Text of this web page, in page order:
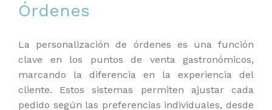
Órdenes
La personalización de órdenes es una función
clave en los puntos de venta gastronómicos,
marcando la diferencia en la experiencia del
cliente. Estos sistemas permiten ajustar cada
pedido según las preferencias individuales, desde